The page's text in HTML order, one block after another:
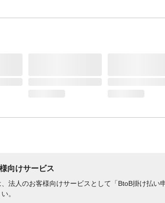
向けサービス
法人のお客様向けサービスとして「BtoB掛け払
。